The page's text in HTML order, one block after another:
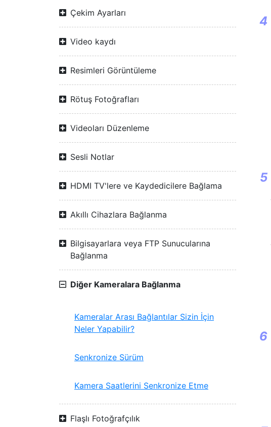
Çekim Ayarları
Video kaydı
Resimleri Görüntüleme
Rötuş Fotoğrafları
Videoları Düzenleme
Sesli Notlar
HDMI TV'lere ve Kaydedicilere Bağlama
Akıllı Cihazlara Bağlanma
Bilgisayarlara veya FTP Sunucularına
Bağlanma
Diğer Kameralara Bağlanma
Kameralar Arası Bağlantılar Sizin İçin
Neler Yapabilir?
Senkronize Sürüm
Kamera Saatlerini Senkronize Etme
Flaşlı Fotoğrafçılık